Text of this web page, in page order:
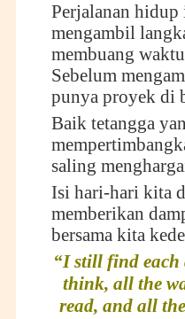
Perjalanan
mengambil
membuang
Sebelum
punya proyek di
Baik tetangga
saling
Isi hari-hari kita
memberikan
bersama kita
“I still find each
think, all the
read, and all